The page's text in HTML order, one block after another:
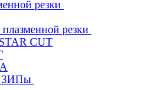
резки
резки
CUT
ЗИПы